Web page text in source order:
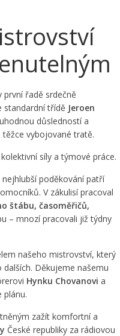
první řadě srdečně
standardní třídě Jeroen
důsledností a
vybojované tratě.
síly a týmové práce.
poděkování patří
V zákulisí pracoval
štábu, časoměřičů,
– mnozí pracovali již týdny
našeho mistrovství, který
Děkujeme našemu
Hynku Chovanovi a
plánu.
zažít komfortní a
České republiky za rádiovou